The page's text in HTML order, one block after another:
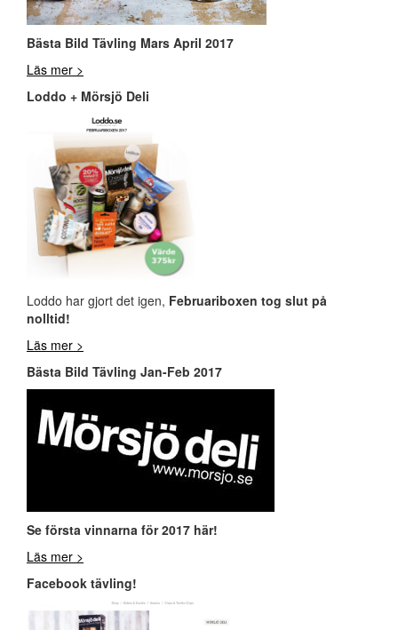
Bästa Bild Tävling Mars April 2017
Läs mer >
Loddo + Mörsjö Deli
Loddo har gjort det igen, Februariboxen tog slut på
nolltid!
Läs mer >
Bästa Bild Tävling Jan-Feb 2017
Se första vinnarna för 2017 här!
Läs mer >
Facebook tävling!